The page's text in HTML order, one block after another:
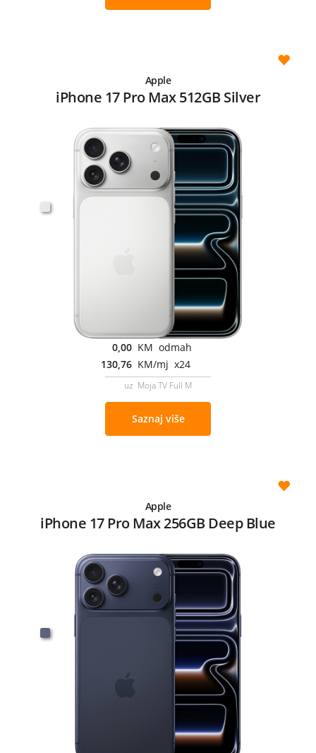
Apple
iPhone 17 Pro Max 512GB Silver
0,00 KM odmah
130,76 KM/mj x24
uz Moja TV Full M
Saznaj više
Apple
iPhone 17 Pro Max 256GB Deep Blue